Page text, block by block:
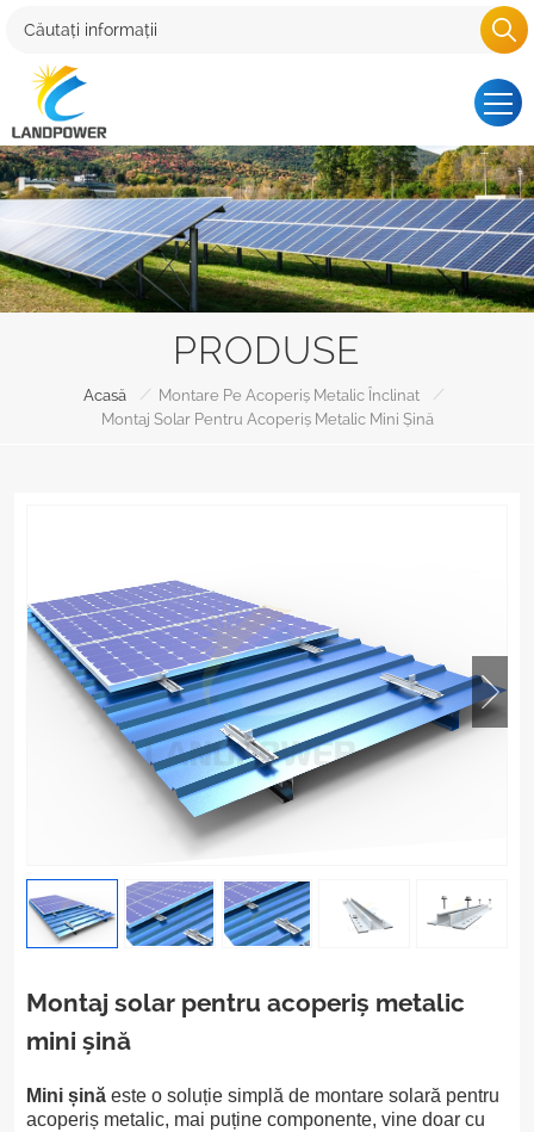
PRODUSE
Acasă / Montare Pe Acoperiș Metalic Înclinat
/
Montaj Solar Pentru Acoperiș Metalic Mini Șină
Montaj solar pentru acoperiș metalic
mini șină
Mini șină este o soluție simplă de montare solară pentru
acoperiș metalic, mai puține componente, vine doar cu